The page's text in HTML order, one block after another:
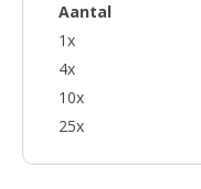
Aantal
1x
4x
10x
25x